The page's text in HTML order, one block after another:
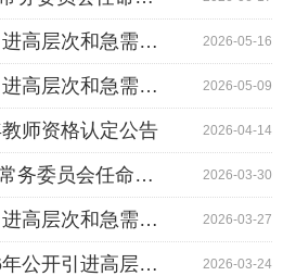
高台县2026年公开引进高层次和急需紧缺人... 2026-05-16
高台县2026年公开引进高层次和急需紧缺人... 2026-05-09
师资格认定公告 2026-04-14
高台县人民代表大会常务委员会任命名单（2... 2026-03-30
高台县2026年公开引进高层次和急需紧缺人... 2026-03-27
高台县教育系统2026年公开引进高层次和急... 2026-03-24